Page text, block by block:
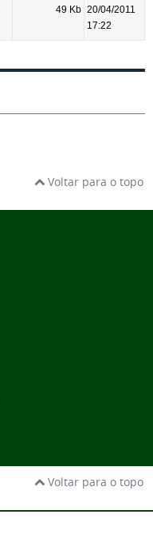
49 Kb 20/04/2011
17:22
Voltar para o topo
Voltar para o topo